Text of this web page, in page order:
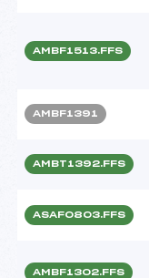
AMBF1513.FFS
AMBF1391
AMBT1392.FFS
ASAF0803.FFS
AMBF1302.FFS